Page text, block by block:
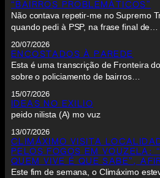
“BAIRROS PROBLEMÁTICOS”
Não contava repetir-me no Supremo
quando pedi à PSP, na frase final de…
20/07/2026
ENCOSTADOS À PAREDE
Esta é uma transcrição de Fronteira
sobre o policiamento de bairros…
15/07/2026
IDEAS NO EXILIO
peido nilista (A) mo vuz
13/07/2026
CLIMÁXIMO VISITA
PELOS FOGOS EM VOUZELA:
QUEM VIVE É QUE SABE”,
Este fim de semana, o Climáximo